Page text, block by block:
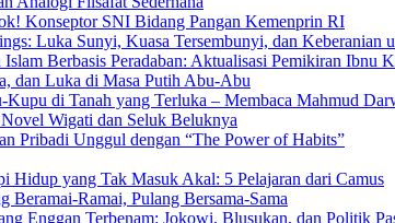
Konseptor SNI Bidang Pangan Kemenprin RI
Luka Sunyi, Kuasa Tersembunyi, dan Keberanian
Islam Berbasis Peradaban: Aktualisasi Pemikiran Ibnu
dan Luka di Masa Putih Abu-Abu
Kupu di Tanah yang Terluka – Membaca Mahmud
Wigati dan Seluk Beluknya
Pribadi Unggul dengan “The Power of Habits”
Hidup yang Tak Masuk Akal: 5 Pelajaran dari Camus
Beramai-Ramai, Pulang Bersama-Sama
Enggan Terbenam: Jokowi, Blusukan, dan Politik